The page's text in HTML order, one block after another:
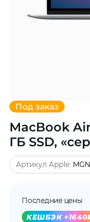
Под заказ
MacBook Air
ГБ SSD,
Артикул Apple:
Последние цены
KЕШБЭК
%
по25%